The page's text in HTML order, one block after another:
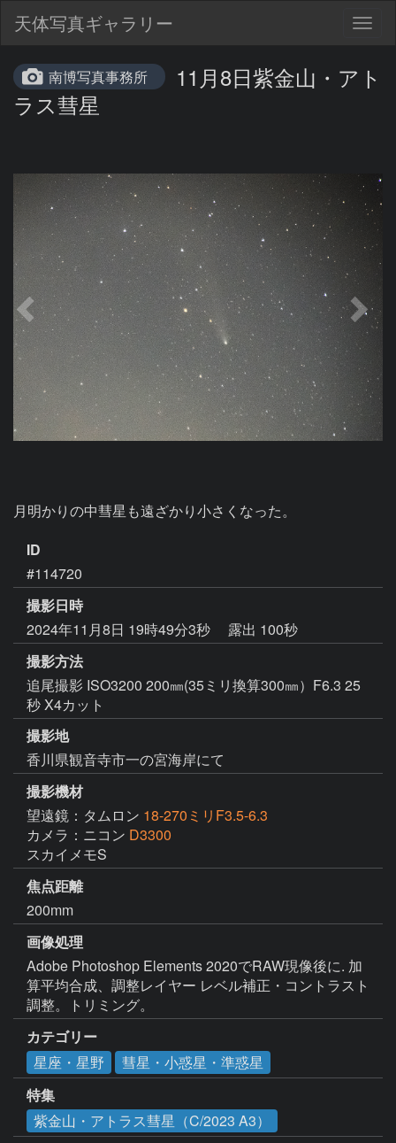
天体写真ギャラリー
南博写真事務所
11月8日紫金山・アト
ラス彗星
月明かりの中彗星も遠ざかり小さくなった。
ID
#114720
撮影日時
2024年11月8日 19時49分3秒
露出 100秒
撮影方法
追尾撮影 ISO3200 200㎜(35ミリ換算300㎜）F6.3 25
秒 X4カット
撮影地
香川県観音寺市一の宮海岸にて
撮影機材
望遠鏡：タムロン 18-270ミリF3.5-6.3
カメラ：ニコン D3300
スカイメモS
焦点距離
200mm
画像処理
Adobe Photoshop Elements 2020でRAW現像後に. 加
算平均合成、調整レイヤー レベル補正・コントラスト
調整。トリミング。
カテゴリー
星座・星野
彗星・小惑星・準惑星
特集
紫金山・アトラス彗星（C/2023 A3）